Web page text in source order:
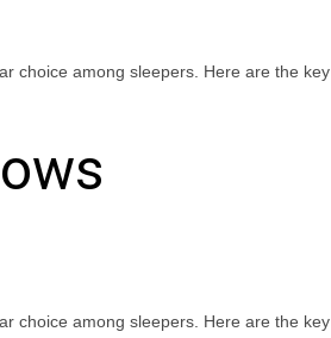
choice among sleepers. Here are the key
choice among sleepers. Here are the key